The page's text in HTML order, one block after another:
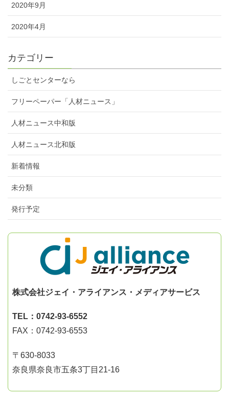
2020年9月
2020年4月
カテゴリー
しごとセンターなら
フリーペーパー「人材ニュース」
人材ニュース中和版
人材ニュース北和版
新着情報
未分類
発行予定
株式会社ジェイ・アライアンス・メディアサービス
TEL：0742-93-6552
FAX：0742-93-6553
〒630-8033
奈良県奈良市五条3丁目21-16